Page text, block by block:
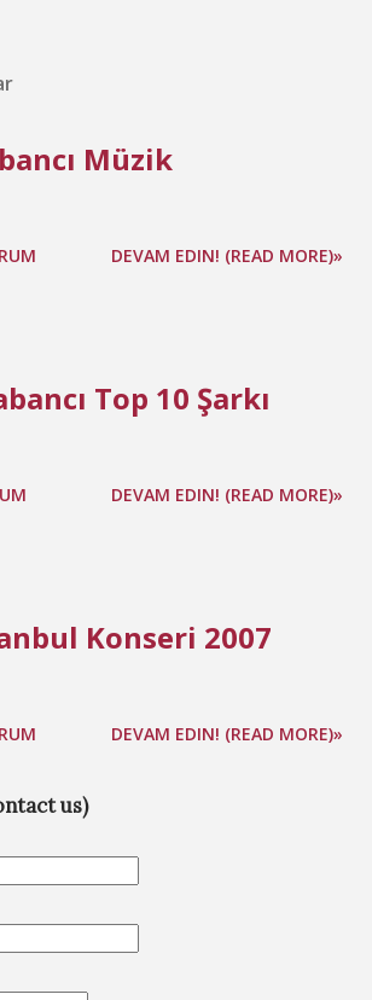
Müzik
DEVAM EDIN! (READ MORE)»
Top 10 Şarkı
DEVAM EDIN! (READ MORE)»
Konseri 2007
DEVAM EDIN! (READ MORE)»
us)